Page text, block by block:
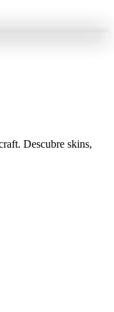
Descubre skins,